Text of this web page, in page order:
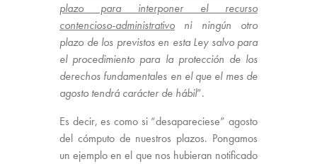
plazo para interponer el recurso
contencioso-administrativo ni ningún otro
plazo de los previstos en esta Ley salvo para
el procedimiento para la protección de los
derechos fundamentales en el que el mes de
agosto tendrá carácter de hábil”.
Es decir, es como si “desapareciese” agosto
del cómputo de nuestros plazos. Pongamos
un ejemplo en el que nos hubieran notificado